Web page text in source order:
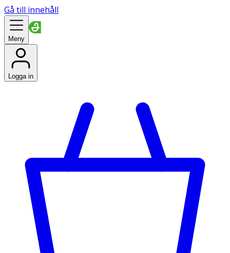
Gå till innehåll
Meny
Logga in